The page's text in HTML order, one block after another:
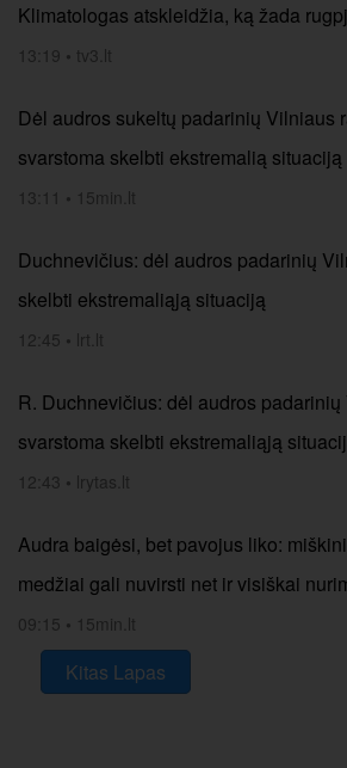
Klimatologas atskleidžia, ką žada
13:19 • tv3.lt
Dėl audros sukeltų padarinių Vilniaus
svarstoma skelbti ekstremalią situaciją
13:11 • 15min.lt
Duchnevičius: dėl audros padarinių
skelbti ekstremaliąją situaciją
12:45 • lrt.lt
R. Duchnevičius: dėl audros
svarstoma skelbti ekstremaliąją
12:43 • lrytas.lt
Audra baigėsi, bet pavojus liko:
medžiai gali nuvirsti net ir visiškai
09:15 • 15min.lt
Kitas Lapas